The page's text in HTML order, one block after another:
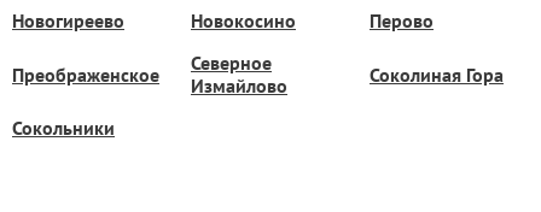
Новогиреево Новокосино Перово
Преображенское
Северное
Измайлово
Соколиная Гора
Сокольники